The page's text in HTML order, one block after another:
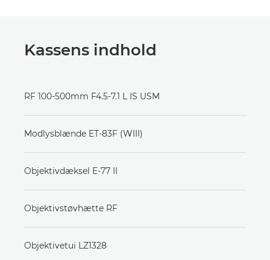
Kassens indhold
RF 100-500mm F4.5-7.1 L IS USM
Modlysblænde ET-83F (WIII)
Objektivdæksel E-77 II
Objektivstøvhætte RF
Objektivetui LZ1328